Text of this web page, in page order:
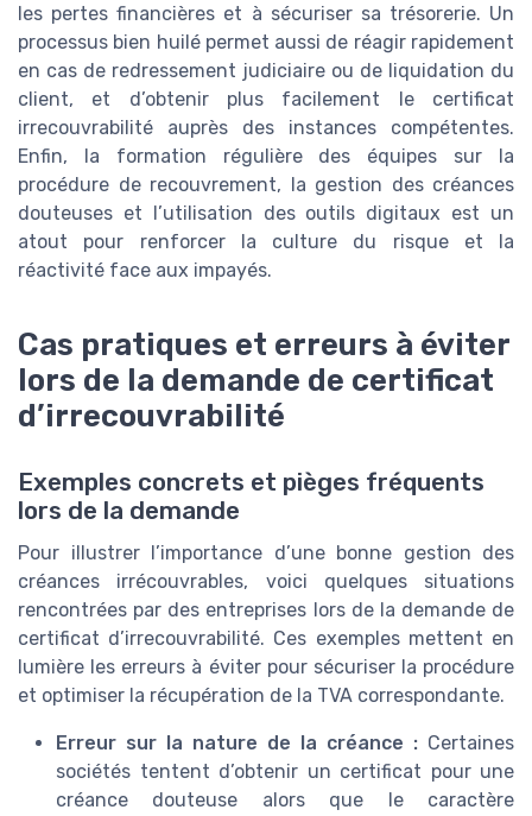
les pertes financières et à sécuriser sa trésorerie. Un
processus bien huilé permet aussi de réagir rapidement
en cas de redressement judiciaire ou de liquidation du
client, et d’obtenir plus facilement le certificat
irrecouvrabilité auprès des instances compétentes.
Enfin, la formation régulière des équipes sur la
procédure de recouvrement, la gestion des créances
douteuses et l’utilisation des outils digitaux est un
atout pour renforcer la culture du risque et la
réactivité face aux impayés.
Cas pratiques et erreurs à éviter
lors de la demande de certificat
d’irrecouvrabilité
Exemples concrets et pièges fréquents
lors de la demande
Pour illustrer l’importance d’une bonne gestion des
créances irrécouvrables, voici quelques situations
rencontrées par des entreprises lors de la demande de
certificat d’irrecouvrabilité. Ces exemples mettent en
lumière les erreurs à éviter pour sécuriser la procédure
et optimiser la récupération de la TVA correspondante.
Erreur sur la nature de la créance : Certaines
sociétés tentent d’obtenir un certificat pour une
créance douteuse alors que le caractère